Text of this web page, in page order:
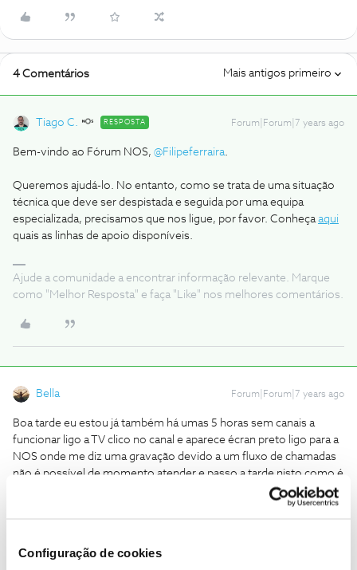
Configuração de cookies
4 Comentários Mais antigos primeiro
Tiago C. RESPOSTA Forum|Forum|7 years ago
Bem-vindo ao Fórum NOS, @Filipeferraira.
Queremos ajudá-lo. No entanto, como se trata de uma situação
técnica que deve ser despistada e seguida por uma equipa
especializada, precisamos que nos ligue, por favor. Conheçaaqui
quais as linhas de apoio disponíveis.
Ajude a comunidade a encontrar informação relevante. Marque
como "Melhor Resposta" e faça "Like" nos melhores comentários.
Bella Forum|Forum|7 years ago
Boa tarde eu estou já também há umas 5 horas sem canais a
funcionar ligo a TV clico no canal e aparece écran preto ligo para a
NOS onde me diz uma gravação devido a um fluxo de chamadas
não é possível de momento atender e passo a tarde nisto como é
possível haver uma avaria e não temos como pedir ajuda para